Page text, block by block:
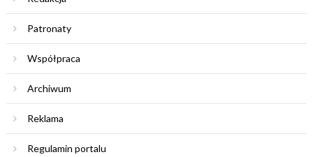
Patronaty
Współpraca
Archiwum
Reklama
Regulamin portalu